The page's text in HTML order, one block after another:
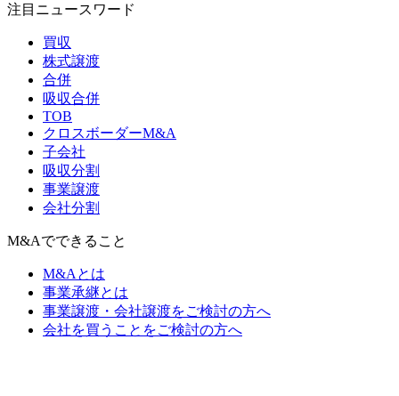
注目ニュースワード
買収
株式譲渡
合併
吸収合併
TOB
クロスボーダーM&A
子会社
吸収分割
事業譲渡
会社分割
M&Aでできること
M&Aとは
事業承継とは
事業譲渡・会社譲渡をご検討の方へ
会社を買うことをご検討の方へ